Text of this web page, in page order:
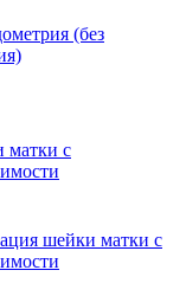
(без
матки с
шейки матки с